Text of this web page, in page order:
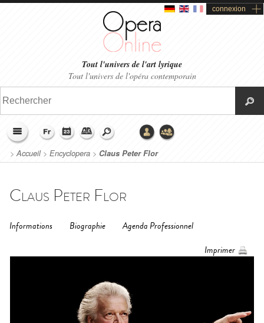
connexion
Tout l'univers de l'art lyrique
Tout l'univers de l'opéra contemporain
>Accueil> Encyclopera > Claus Peter Flor
Claus Peter Flor
Informations Biographie
Agenda Professionnel
Imprimer